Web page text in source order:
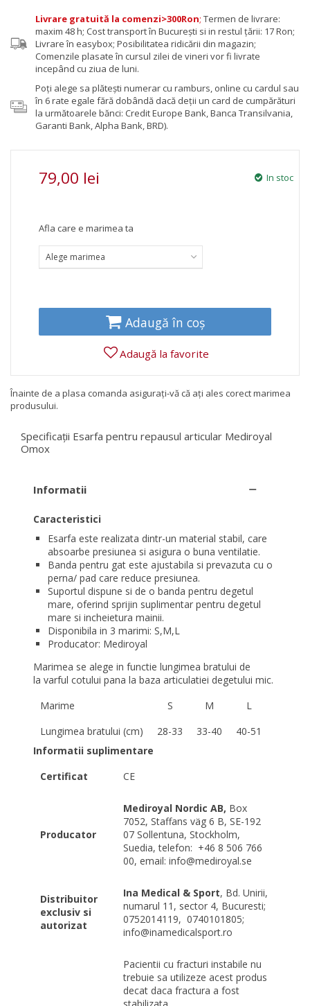
Livrare gratuită la comenzi>300Ron; Termen de livrare:
maxim 48 h; Cost transport în București si in restul țării: 17 Ron;
Livrare în easybox; Posibilitatea ridicării din magazin;
Comenzile plasate în cursul zilei de vineri vor fi livrate
incepând cu ziua de luni.
Poţi alege sa plăteşti numerar cu ramburs, online cu cardul sau
în 6 rate egale fără dobândă dacă deții un card de cumpărături
la următoarele bănci: Credit Europe Bank, Banca Transilvania,
Garanti Bank, Alpha Bank, BRD).
79,00 lei In stoc
Afla care e marimea ta
Alege marimea
Adaugă în coș
Adaugă la favorite
Înainte de a plasa comanda asigurați-vă că ați ales corect marimea
produsului.
Specificații Esarfa pentru repausul articular Mediroyal
Omox
Informatii
Caracteristici
Esarfa este realizata dintr-un material stabil, care
absoarbe presiunea si asigura o buna ventilatie.
Banda pentru gat este ajustabila si prevazuta cu o
perna/ pad care reduce presiunea.
Suportul dispune si de o banda pentru degetul
mare, oferind sprijin suplimentar pentru degetul
mare si incheietura mainii.
Disponibila in 3 marimi: S,M,L
Producator: Mediroyal
Marimea se alege in functie lungimea bratului de
la varful cotului pana la baza articulatiei degetului mic.
Marime
S M
L
Lungimea bratului (cm)
28-33 33-40
40-51
Informatii suplimentare
Certificat
CE
Producator
Mediroyal Nordic AB, Box
7052, Staffans väg 6 B, SE-192
07 Sollentuna, Stockholm,
Suedia, telefon: +46 8 506 766
00, email: info@mediroyal.se
Distribuitor
exclusiv si
autorizat
Ina Medical & Sport, Bd. Unirii,
numarul 11, sector 4, Bucuresti;
0752014119, 0740101805;
info@inamedicalsport.ro
Pacientii cu fracturi instabile nu
trebuie sa utilizeze acest produs
decat daca fractura a fost